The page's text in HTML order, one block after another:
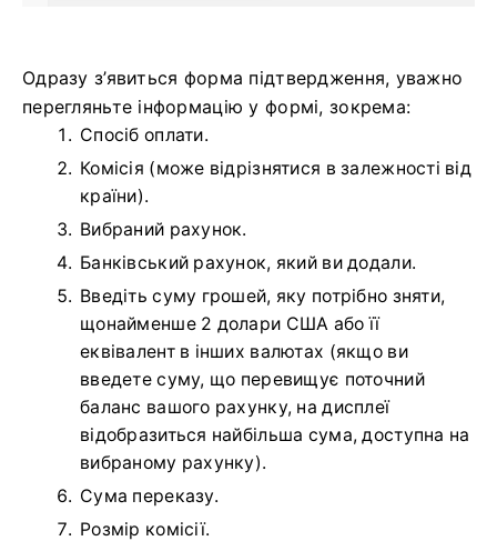
Одразу з’явиться форма підтвердження, уважно
перегляньте інформацію у формі, зокрема:
Спосіб оплати.
Комісія (може відрізнятися в залежності від
країни).
Вибраний рахунок.
Банківський рахунок, який ви додали.
Введіть суму грошей, яку потрібно зняти,
щонайменше 2 долари США або її
еквівалент в інших валютах (якщо ви
введете суму, що перевищує поточний
баланс вашого рахунку, на дисплеї
відобразиться найбільша сума, доступна на
вибраному рахунку).
Сума переказу.
Розмір комісії.